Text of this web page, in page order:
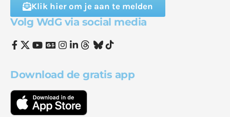
Klik hier om je aan te melden
Volg WdG via social media
Download de gratis app